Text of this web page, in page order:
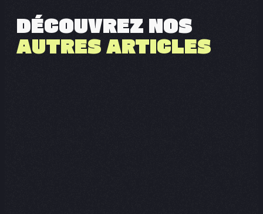
DÉCOUVREZ NOS
AUTRES ARTICLES